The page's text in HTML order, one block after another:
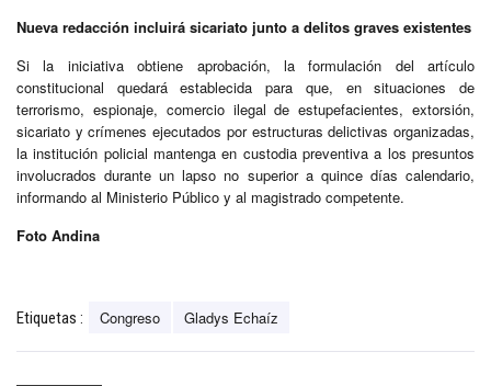
Nueva redacción incluirá sicariato junto a delitos graves existentes
Si la iniciativa obtiene aprobación, la formulación del artículo
constitucional quedará establecida para que, en situaciones de
terrorismo, espionaje, comercio ilegal de estupefacientes, extorsión,
sicariato y crímenes ejecutados por estructuras delictivas organizadas,
la institución policial mantenga en custodia preventiva a los presuntos
involucrados durante un lapso no superior a quince días calendario,
informando al Ministerio Público y al magistrado competente.
Foto Andina
Etiquetas : Congreso Gladys Echaíz